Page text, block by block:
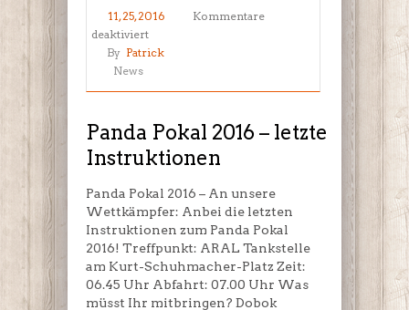
11, 25, 2016
Kommentare
deaktiviertfür
Panda
2016
letzte
Instruktionen
By Patrick
News
Panda Pokal 2016 – letzte
Instruktionen
Panda Pokal 2016 – An unsere
Wettkämpfer: Anbei die letzten
Instruktionen zum Panda Pokal
2016! Treffpunkt: ARAL Tankstelle
am Kurt-Schuhmacher-Platz Zeit:
06.45 Uhr Abfahrt: 07.00 Uhr Was
müsst Ihr mitbringen? Dobok